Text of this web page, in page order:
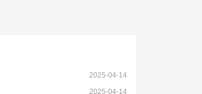
2025-04-14
2025-04-14